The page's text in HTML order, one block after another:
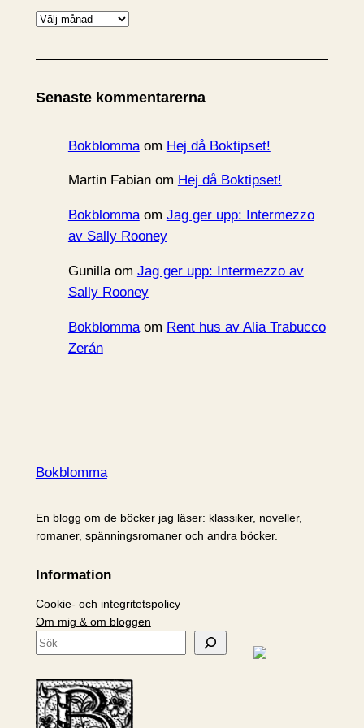
A
k
v
Senaste kommentarerna
Bokblommaom Hej då Boktipset!
Martin Fabianom Hej då Boktipset!
Bokblommaom Jag ger upp: Intermezzo
av Sally Rooney
Gunillaom Jag ger upp: Intermezzo av
Sally Rooney
Bokblommaom Rent hus av Alia Trabucco
Zerán
Bokblomma
En blogg om de böcker jag läser: klassiker, noveller,
romaner, spänningsromaner och andra böcker.
Information
Cookie- och integritetspolicy
Om mig & om bloggen
S
k